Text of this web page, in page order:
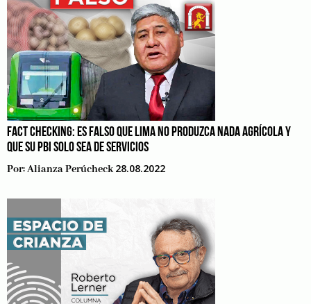
FACT CHECKING: ES FALSO QUE LIMA NO PRODUZCA NADA AGRÍCOLA Y
QUE SU PBI SOLO SEA DE SERVICIOS
Por:Alianza Perúcheck 28.08.2022